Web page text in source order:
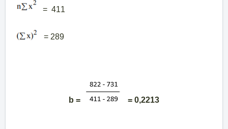
= 411
= 289
b = = 0,2213